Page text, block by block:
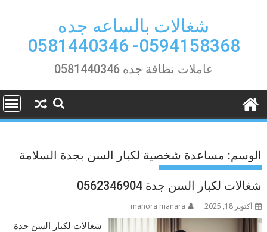
شغالات بالساعه جده
0594158368- 0581440346
عاملات نظافة جده 0581440346
الوسم: مساعدة شخصية لكبار السن بجدة السلامة
شغالات لكبار السن جدة 0562346904
أكتوبر 18, 2025 manora manara
شغالات لكبار السن جدة